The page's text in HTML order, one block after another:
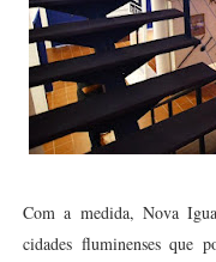
Com a medida, Nova
cidades fluminenses que